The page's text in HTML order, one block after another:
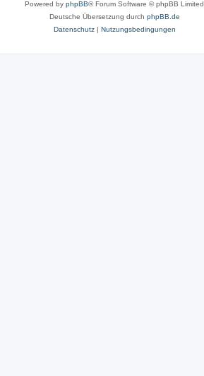
Powered by phpBB® Forum Software © phpBB Limited
Deutsche Übersetzung durch phpBB.de
Datenschutz| Nutzungsbedingungen